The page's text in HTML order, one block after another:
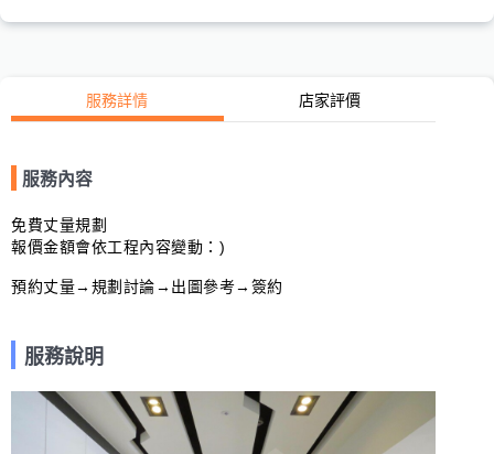
服務詳情 店家評價
服務內容
免費丈量規劃
報價金額會依工程內容變動：)
預約丈量→規劃討論→出圖參考→簽約
服務說明